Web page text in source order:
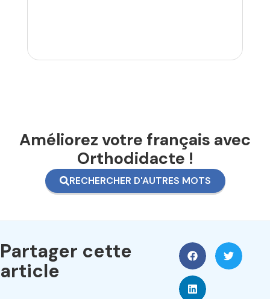
Améliorez votre français avec
Orthodidacte !
RECHERCHER D'AUTRES MOTS
Partager cette
article